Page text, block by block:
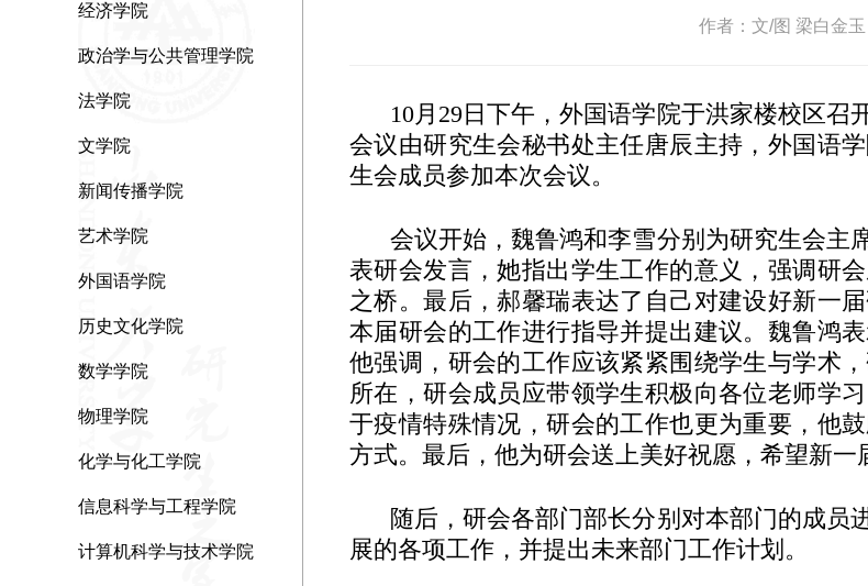
经济学院
政治学与公共管理学院
法学院
文学院
新闻传播学院
艺术学院
外国语学院
历史文化学院
数学学院
物理学院
化学与化工学院
信息科学与工程学院
计算机科学与技术学院
作者：文/图 梁白金
10月 29日下午，外国语学院于洪家楼校区召
会议由研究生会秘书处主任唐辰主持，外国语
生会成员参加本次会议。
会议开始，魏鲁鸿和李雪分别为研究生会主
表研会发言，她指出学生工作的意义，强调研
之桥。最后，郝馨瑞表达了自己对建设好新一
本届研会的工作进行指导并提出建议。魏鲁鸿
他强调，研会的工作应该紧紧围绕学生与学术
所在，研会成员应带领学生积极向各位老师学
于疫情特殊情况，研会的工作也更为重要，他
方式。最后，他为研会送上美好祝愿，希望新一
随后，研会各部门部长分别对本部门的成员
展的各项工作，并提出未来部门工作计划。